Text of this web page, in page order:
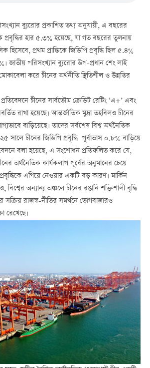
ব্যুরোর প্রকাশিত তথ্য অনুযায়ী, এ বছরের
প্রবৃদ্ধির হার ৫.৩% হয়েছে, যা গত বছরের তুলনায়
হিসেবে, প্রথম প্রান্তিকে জিডিপি প্রবৃদ্ধি ছিল ৫.৪%
জাতীয় পরিসংখ্যান ব্যুরোর উপ-প্রধান শেং লাই
করে চীনের অর্থনীতি স্থিতিশীল ও উন্নতির
চীনের সার্বভৌম ক্রেডিট রেটিং ‘এ+’ এবং
রাখা হয়েছে। আন্তর্জাতিক মুদ্রা তহবিলও চীনের
বাড়িয়েছে। তাদের সর্বশেষ বিশ্ব অর্থনৈতিক
চীনের জিডিপি প্রবৃদ্ধি পূর্বাভাস ০.৮% বাড়িয়ে
বলা হয়েছে, এ সংশোধন প্রতিফলিত করে যে,
অর্থনৈতিক কার্যকলাপ পূর্বের অনুমানের চেয়ে
এগিয়ে নেওয়ার একটি বড় কারণ। মার্কিন
বিশ্বের অন্যান্য অঞ্চলে চীনের রপ্তানি শক্তিশালী বৃদ্ধি
সক্রিয় রাজস্ব-নীতির সমর্থনে ভোগবাজারও
রেখেছে।